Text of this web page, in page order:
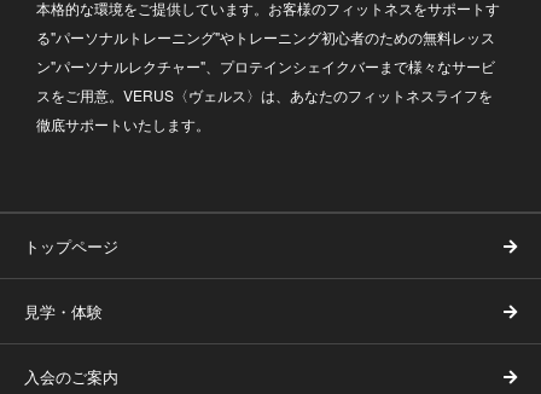
本格的な環境をご提供しています。お客様のフィットネスをサポートす
る"パーソナルトレーニング"やトレーニング初心者のための無料レッス
ン"パーソナルレクチャー"、プロテインシェイクバーまで様々なサービ
スをご用意。VERUS〈ヴェルス〉は、あなたのフィットネスライフを
徹底サポートいたします。
トップページ
見学・体験
入会のご案内